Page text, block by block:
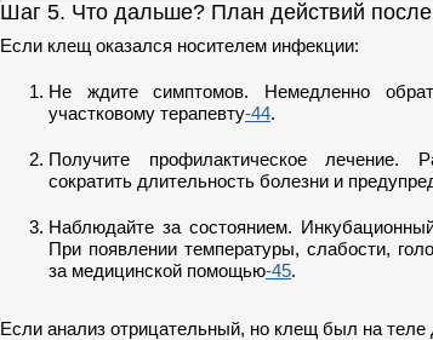
Шаг 5. Что дальше? План действий
Если клещ оказался носителем инфекции:
Не ждите симптомов. Немедленно
участковому терапевту-44.
Получите профилактическое лечение.
сократить длительность болезни и
Наблюдайте за состоянием.
При появлении температуры, слабости,
за медицинской помощью-45.
Если анализ отрицательный, но клещ был на теле